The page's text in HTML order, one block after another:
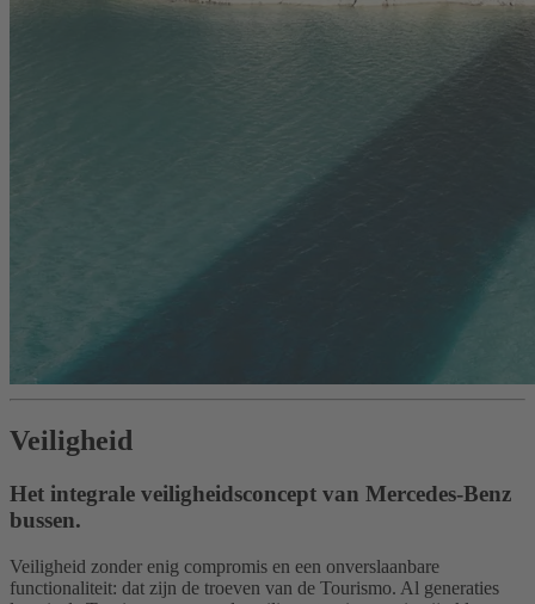
Veiligheid
Het integrale veiligheidsconcept van Mercedes-Benz
bussen.
Veiligheid zonder enig compromis en een onverslaanbare
functionaliteit: dat zijn de troeven van de Tourismo. Al generaties